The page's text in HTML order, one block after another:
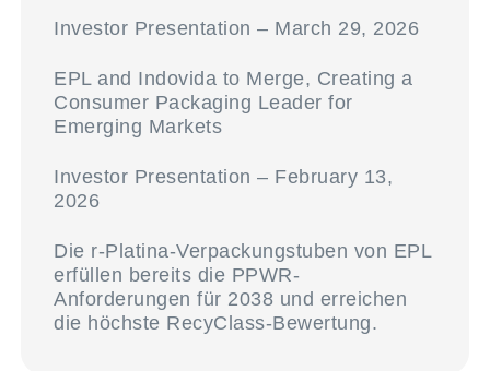
Investor Presentation – March 29, 2026
EPL and Indovida to Merge, Creating a
Consumer Packaging Leader for
Emerging Markets
Investor Presentation – February 13,
2026
Die r-Platina-Verpackungstuben von EPL
erfüllen bereits die PPWR-
Anforderungen für 2038 und erreichen
die höchste RecyClass-Bewertung.